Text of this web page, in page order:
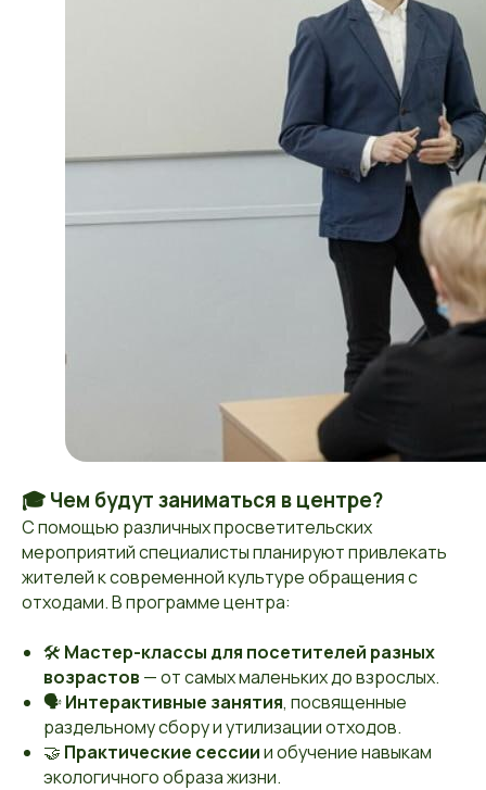
🎓Чем будут заниматься в центре?
С помощью различных просветительских
мероприятий специалисты планируют привлекать
жителей к современной культуре обращения с
отходами. В программе центра:
🛠️ Мастер-классы для посетителей разных
возрастов — от самых маленьких до взрослых.
🗣️Интерактивные занятия, посвященные
раздельному сбору и утилизации отходов.
🤝 Практические сессиии обучение навыкам
экологичного образа жизни.